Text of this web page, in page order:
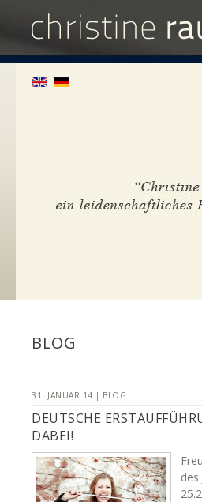
BLOG
31. JANUAR 14 | BLOG
DEUTSCHE
DABEI!